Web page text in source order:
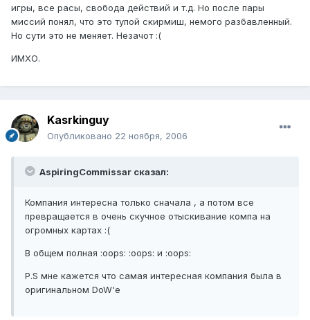
игры, все расы, свобода действий и т.д. Но после пары
миссий понял, что это тупой скирмиш, немого разбавленный.
Но сути это не меняет. Незачот :(
ИМХО.
Kasrkinguy
Опубликовано 22 ноября, 2006
AspiringCommissar сказал:
Компания интересна только сначала , а потом все
превращается в очень скучное отыскивание компа на
огромных картах :(
В общем полная :oops: :oops: и :oops:
P.S мне кажется что самая интересная компания была в
оригинальном DoW'e